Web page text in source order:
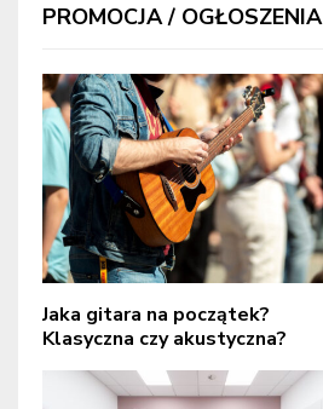
PROMOCJA / OGŁOSZENIA
Jaka gitara na początek?
Klasyczna czy akustyczna?